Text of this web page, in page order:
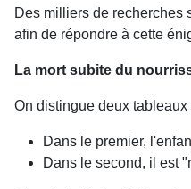
Des milliers de recherches
afin de répondre à cette
La mort subite du
On distingue deux
Dans le premier,
Dans le second, il est